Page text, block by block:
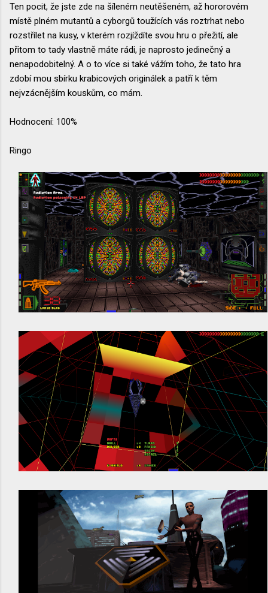
Ten pocit, že jste zde na šíleném neutěšeném, až hororovém
místě plném mutantů a cyborgů toužících vás roztrhat nebo
rozstřílet na kusy, v kterém rozjíždíte svou hru o přežití, ale
přitom to tady vlastně máte rádi, je naprosto jedinečný a
nenapodobitelný. A o to více si také vážím toho, že tato hra
zdobí mou sbírku krabicových originálek a patří k těm
nejvzácnějším kouskům, co mám.
Hodnocení: 100%
Ringo